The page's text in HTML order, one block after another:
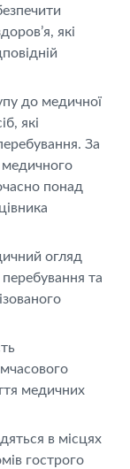
які
до медичної
які
За
медичного
понад
огляд
та
медичних
в місцях
гострого